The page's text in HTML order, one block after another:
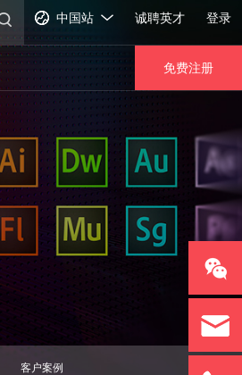
诚聘英才 登录
中国站
免费注册
客户案例